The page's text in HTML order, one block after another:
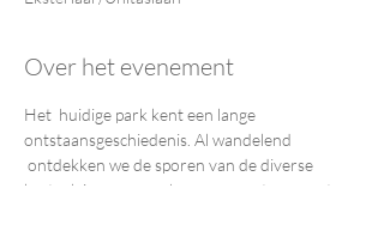
Over het evenement
Het  huidige park kent een lange
ontstaansgeschiedenis. Al wandelend
ontdekken we de sporen van de diverse
kasteeleigenaars en hun soms  extravagante